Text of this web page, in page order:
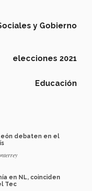
y Gobierno
elecciones 2021
Educación
debaten en el
en NL, coinciden
Tec